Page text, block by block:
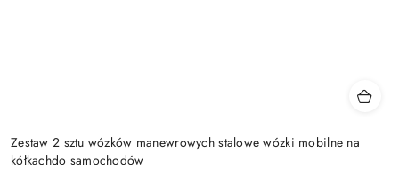
Zestaw 2 sztu wózków manewrowych stalowe wózki mobilne na
kółkachdo samochodów